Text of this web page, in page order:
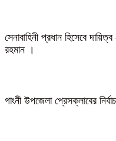
সেনাবাহিনী প্রধান হিসেবে
রহমান ।
গাংনী উপজেলা প্রেসক্লাবের